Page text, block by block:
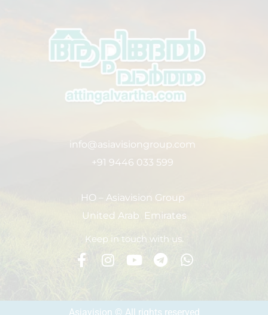
info@asiavisiongroup.com
+91 9446 033 599
HO – Asiavision Group
United Arab Emirates
Keep in touch with us.
Asiavision © All rights reserved